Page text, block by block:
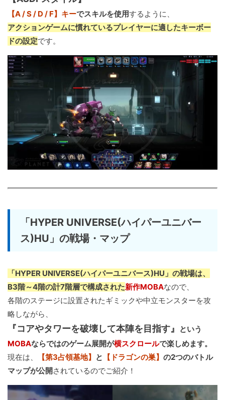
【A / S / D / F】キーでスキルを使用するように、
アクションゲームに慣れているプレイヤーに適したキーボー
ドの設定です。
「HYPER UNIVERSE(ハイパーユニバー
ス)HU」の戦場・マップ
「HYPER UNIVERSE(ハイパーユニバース)HU」の戦場は、
B3階～4階の計7階層で構成された新作MOBAなので、
各階のステージに設置されたギミックや中立モンスターを攻
略しながら、
『コアやタワーを破壊して本陣を目指す』
という
MOBAならではのゲーム展開が横スクロールで楽しめます。
現在は、
【第3占領基地】 と 【ドラゴンの巣】 の2つのバトル
マップが公開されているのでご紹介！